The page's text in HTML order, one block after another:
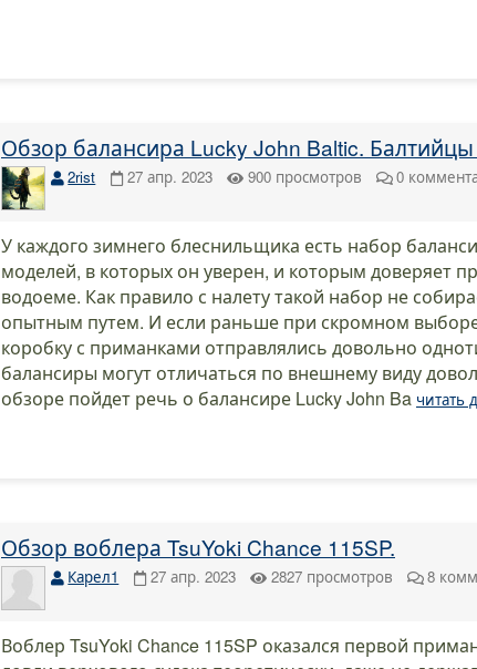
Обзор балансира Lucky John Baltic.
2rist 27 апр. 2023 900 просмотров 0
У каждого зимнего блеснильщика есть набор
моделей, в которых он уверен, и которым доверяет
водоеме. Как правило с налету такой набор не
опытным путем. И если раньше при скромном
коробку с приманками отправлялись довольно
балансиры могут отличаться по внешнему виду
обзоре пойдет речь о балансире Lucky John Ba читать
Обзор воблера TsuYoki Chance 115SP.
Карел1 27 апр. 2023 2827 просмотров 8
Воблер TsuYoki Chance 115SP оказался первой